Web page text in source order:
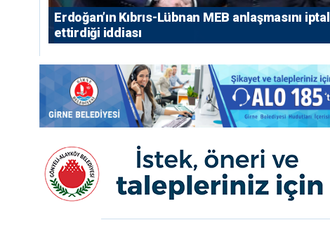
Erdoğan’ın Kıbrıs-Lübnan MEB anlaşmasını iptal
ettirdiği iddiası